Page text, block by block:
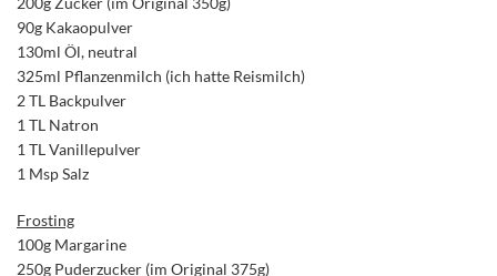
90g Kakaopulver
130ml Öl, neutral
325ml Pflanzenmilch (ich hatte Reismilch)
2 TL Backpulver
1 TL Natron
1 TL Vanillepulver
1 Msp Salz
Frosting
100g Margarine
250g Puderzucker (im Original 375g)